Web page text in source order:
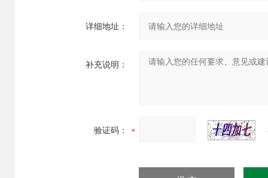
详细地址：
补充说明：
验证码：